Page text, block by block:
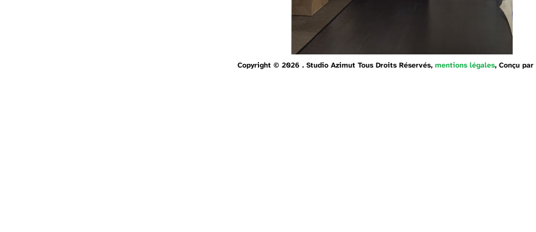
Copyright © 2026 . Studio Azimut Tous Droits Réservés, mentions légales, Conçu par